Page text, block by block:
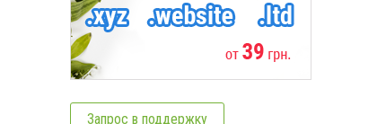
Запрос в поддержку